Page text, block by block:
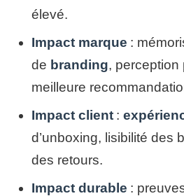
élevé.
Impact marque :
de branding, perception
meilleure
Impact client :
d’unboxing, lisibilité des
des retours.
Impact durable :